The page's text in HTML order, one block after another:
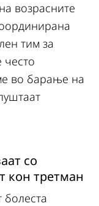
возрасните
тим за
често
во барање на
со
кон третман
болеста